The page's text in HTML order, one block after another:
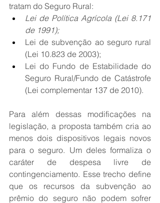
tratam do Seguro Rural:
Lei de Política Agrícola (Lei 8.171
de 1991);
Lei de subvenção ao seguro rural
(Lei 10.823 de 2003);
Lei do Fundo de Estabilidade do
Seguro Rural/Fundo de Catástrofe
(Lei complementar 137 de 2010).
Para além dessas modificações na
legislação, a proposta também cria ao
menos dois dispositivos legais novos
para o seguro. Um deles formaliza o
caráter de despesa livre de
contingenciamento. Esse trecho define
que os recursos da subvenção ao
prêmio do seguro não podem sofrer